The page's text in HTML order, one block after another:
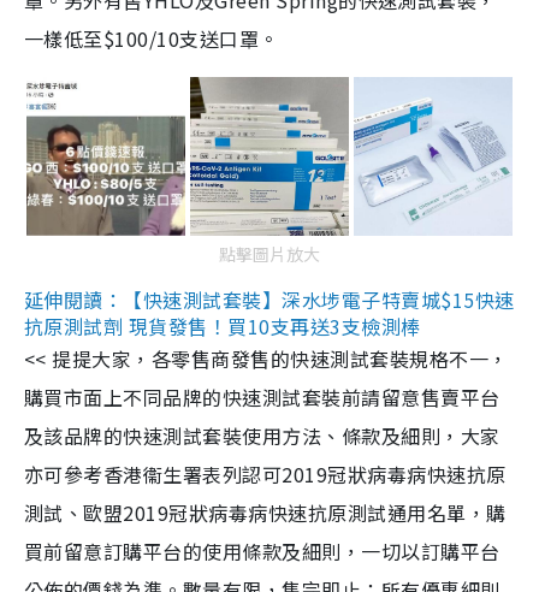
一樣低至$100/10支送口罩。
點擊圖片放大
延伸閱讀：【快速測試套裝】深水埗電子特賣城$15快速
抗原測試劑 現貨發售！買10支再送3支檢測棒
<< 提提大家，各零售商發售的快速測試套裝規格不一，
購買市面上不同品牌的快速測試套裝前請留意售賣平台
及該品牌的快速測試套裝使用方法、條款及細則，大家
亦可參考香港衞生署表列認可2019冠狀病毒病快速抗原
測試、歐盟2019冠狀病毒病快速抗原測試通用名單，購
買前留意訂購平台的使用條款及細則，一切以訂購平台